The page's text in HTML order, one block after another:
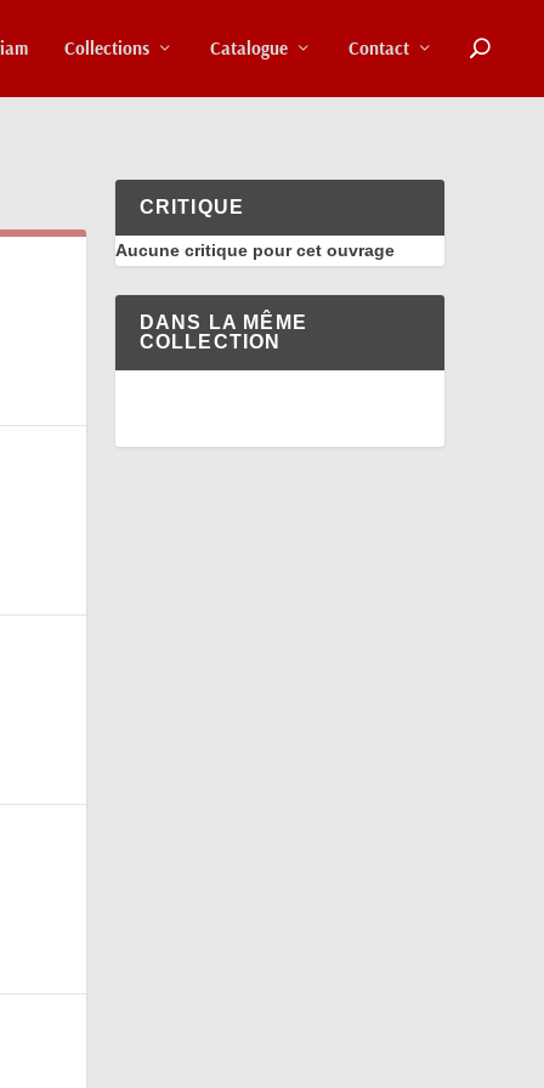
Collections Catalogue Contact
CRITIQUE
Aucune critique pour cet ouvrage
DANS LA MÊME
COLLECTION